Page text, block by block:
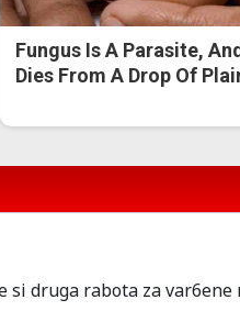
Fungus Is A Parasite,
Dies From A Drop Of
si druga rabota za var6ene